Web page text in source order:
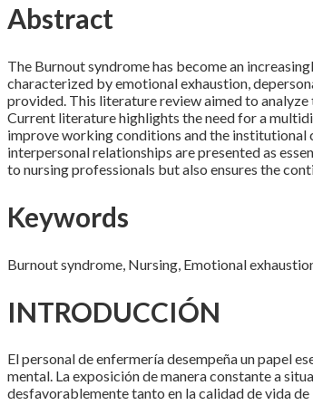
Abstract
The Burnout syndrome has become an
characterized by emotional exhaustion,
provided. This literature review aimed to
Current literature highlights the need for a
improve working conditions and the
interpersonal relationships are presented as
to nursing professionals but also ensures the
Keywords
Burnout syndrome, Nursing, Emotional
INTRODUCCIÓN
El personal de enfermería desempeña un papel
mental. La exposición de manera constante a
desfavorablemente tanto en la calidad de vida